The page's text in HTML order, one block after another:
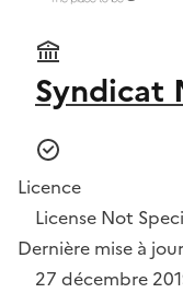
Syndicat
Licence
License Not
Dernière mise à jour
27 décembre